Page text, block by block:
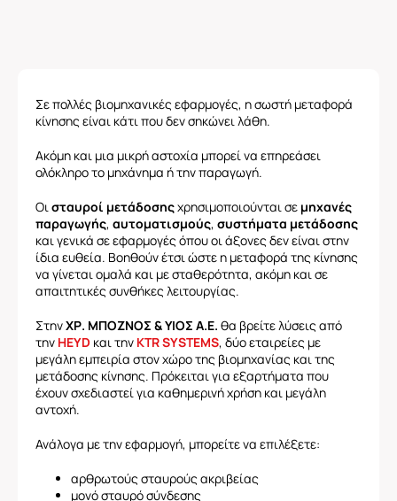
Σε πολλές βιομηχανικές εφαρμογές, η σωστή μεταφορά
κίνησης είναι κάτι που δεν σηκώνει λάθη.
Ακόμη και μια μικρή αστοχία μπορεί να επηρεάσει
ολόκληρο το μηχάνημα ή την παραγωγή.
Οισταυροί μετάδοσηςχρησιμοποιούνται σε μηχανές
παραγωγής, αυτοματισμούς, συστήματα μετάδοσης
και γενικά σε εφαρμογές όπου οι άξονες δεν είναι στην
ίδια ευθεία. Βοηθούν έτσι ώστε η μεταφορά της κίνησης
να γίνεται ομαλά και με σταθερότητα, ακόμη και σε
απαιτητικές συνθήκες λειτουργίας.
ΣτηνΧΡ. ΜΠΟΖΝΟΣ & ΥΙΟΣ Α.Ε. θα βρείτε λύσεις από
την HEYD και την KTR SYSTEMS, δύο εταιρείες με
μεγάλη εμπειρία στον χώρο της βιομηχανίας και της
μετάδοσης κίνησης. Πρόκειται για εξαρτήματα που
έχουν σχεδιαστεί για καθημερινή χρήση και μεγάλη
αντοχή.
Ανάλογα με την εφαρμογή, μπορείτε να επιλέξετε:
αρθρωτούς σταυρούς ακριβείας
μονό σταυρό σύνδεσης